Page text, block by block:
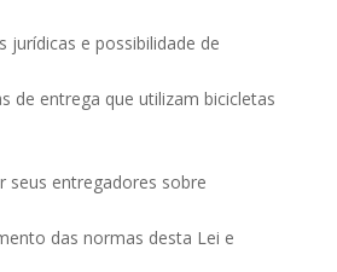
jurídicas e possibilidade de
de entrega que utilizam bicicletas
seus entregadores sobre
das normas desta Lei e